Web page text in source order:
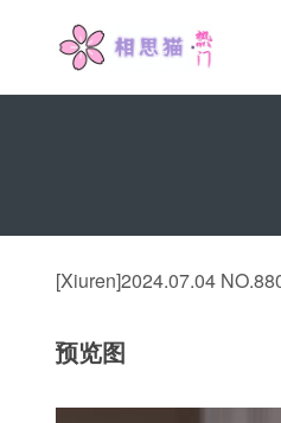
[Xiuren]2024.07.04
预览图